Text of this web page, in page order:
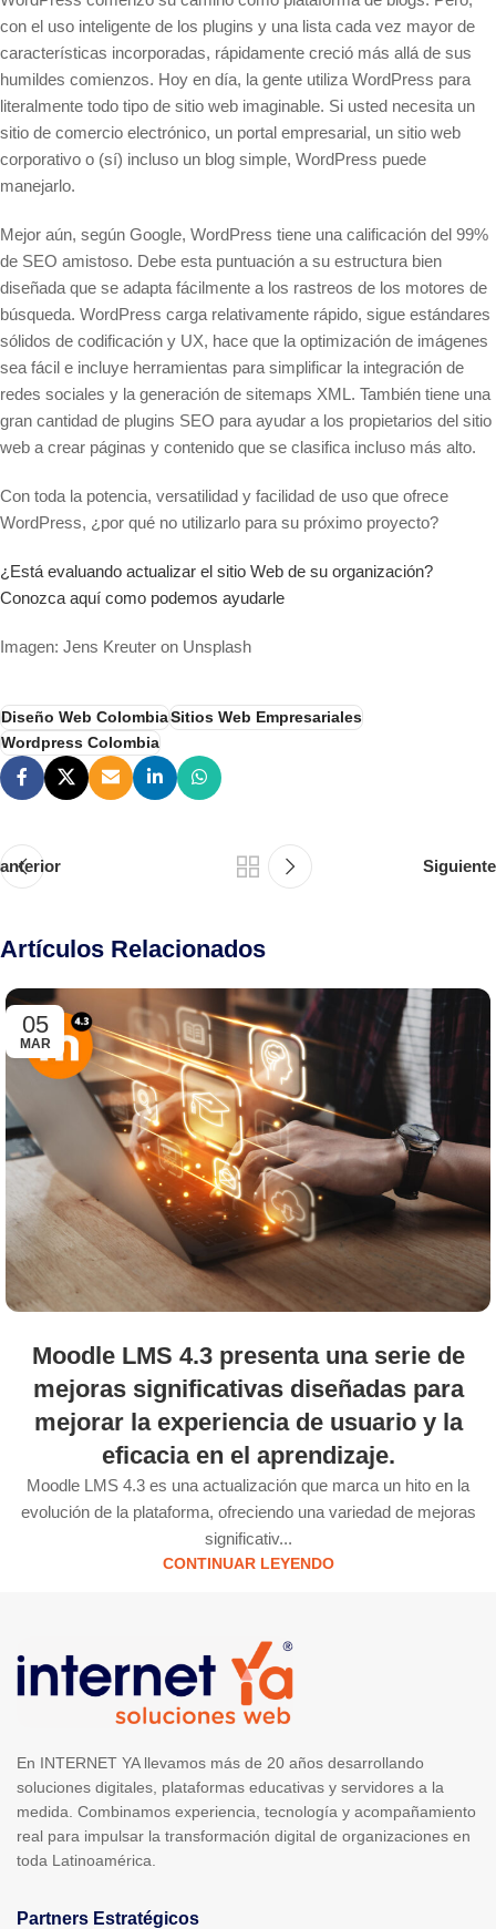
con el uso inteligente de los plugins y una lista cada vez mayor de
características incorporadas, rápidamente creció más allá de sus
humildes comienzos. Hoy en día, la gente utiliza WordPress para
literalmente todo tipo de sitio web imaginable. Si usted necesita un
sitio de comercio electrónico, un portal empresarial, un sitio web
corporativo o (sí) incluso un blog simple, WordPress puede
manejarlo.
Mejor aún, según Google, WordPress tiene una calificación del 99%
de SEO amistoso. Debe esta puntuación a su estructura bien
diseñada que se adapta fácilmente a los rastreos de los motores de
búsqueda. WordPress carga relativamente rápido, sigue estándares
sólidos de codificación y UX, hace que la optimización de imágenes
sea fácil e incluye herramientas para simplificar la integración de
redes sociales y la generación de sitemaps XML. También tiene una
gran cantidad de plugins SEO para ayudar a los propietarios del sitio
web a crear páginas y contenido que se clasifica incluso más alto.
Con toda la potencia, versatilidad y facilidad de uso que ofrece
WordPress, ¿por qué no utilizarlo para su próximo proyecto?
¿Está evaluando actualizar el sitio Web de su organización?
Conozca aquí como podemos ayudarle
Imagen: Jens Kreuter on Unsplash
Diseño Web ColombiaSitios Web Empresariales
Wordpress Colombia
anterior Siguiente
Artículos Relacionados
05
MAR
Moodle LMS 4.3 presenta una serie de
mejoras significativas diseñadas para
mejorar la experiencia de usuario y la
eficacia en el aprendizaje.
Moodle LMS 4.3 es una actualización que marca un hito en la
evolución de la plataforma, ofreciendo una variedad de mejoras
significativ...
CONTINUAR LEYENDO
En INTERNET YA llevamos más de 20 años desarrollando
soluciones digitales, plataformas educativas y servidores a la
medida. Combinamos experiencia, tecnología y acompañamiento
real para impulsar la transformación digital de organizaciones en
toda Latinoamérica.
Partners Estratégicos